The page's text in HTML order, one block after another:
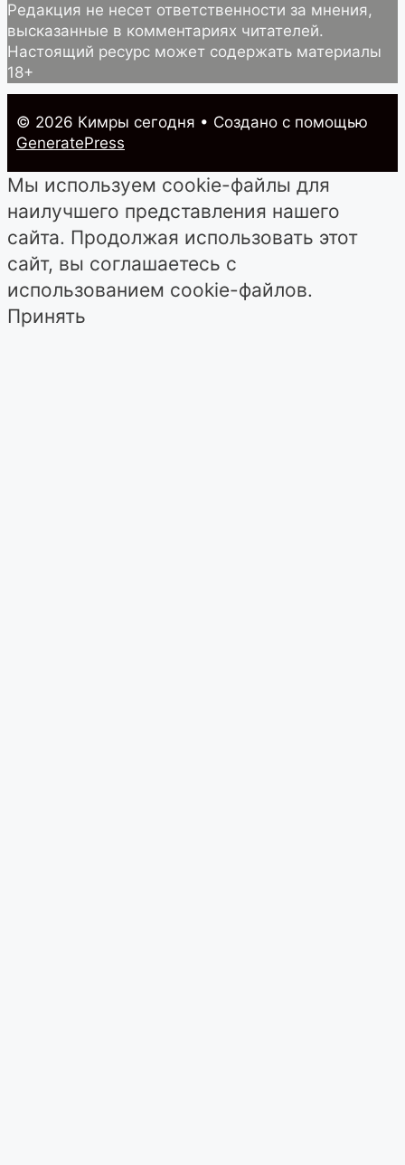
Редакция не несет ответственности за мнения,
высказанные в комментариях читателей.
Настоящий ресурс может содержать материалы
18+
© 2026 Кимры cегодня • Создано с помощью
GeneratePress
Мы используем cookie-файлы для
наилучшего представления нашего
сайта. Продолжая использовать этот
сайт, вы соглашаетесь с
использованием cookie-файлов.
Принять